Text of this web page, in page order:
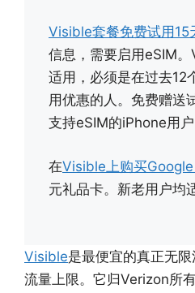
Visible套餐免费试用15
信息，需要启用eSIM
适用，必须是在过去12
用优惠的人。免费赠送
支持eSIM的iPhone用户
在Visible上购买
元礼品卡。新老用户均
Visible是最便宜的真正无
流量上限。它归Verizon所